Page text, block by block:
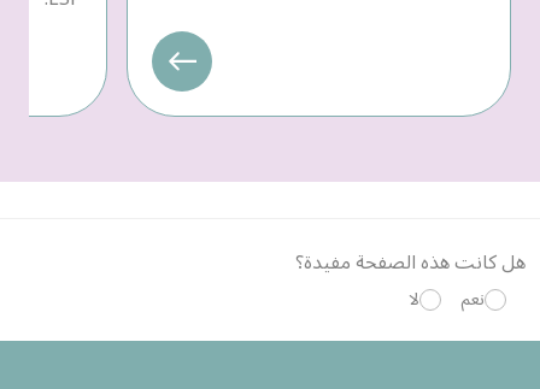
هل كانت هذه الصفحة مفيدة؟
نعم لا